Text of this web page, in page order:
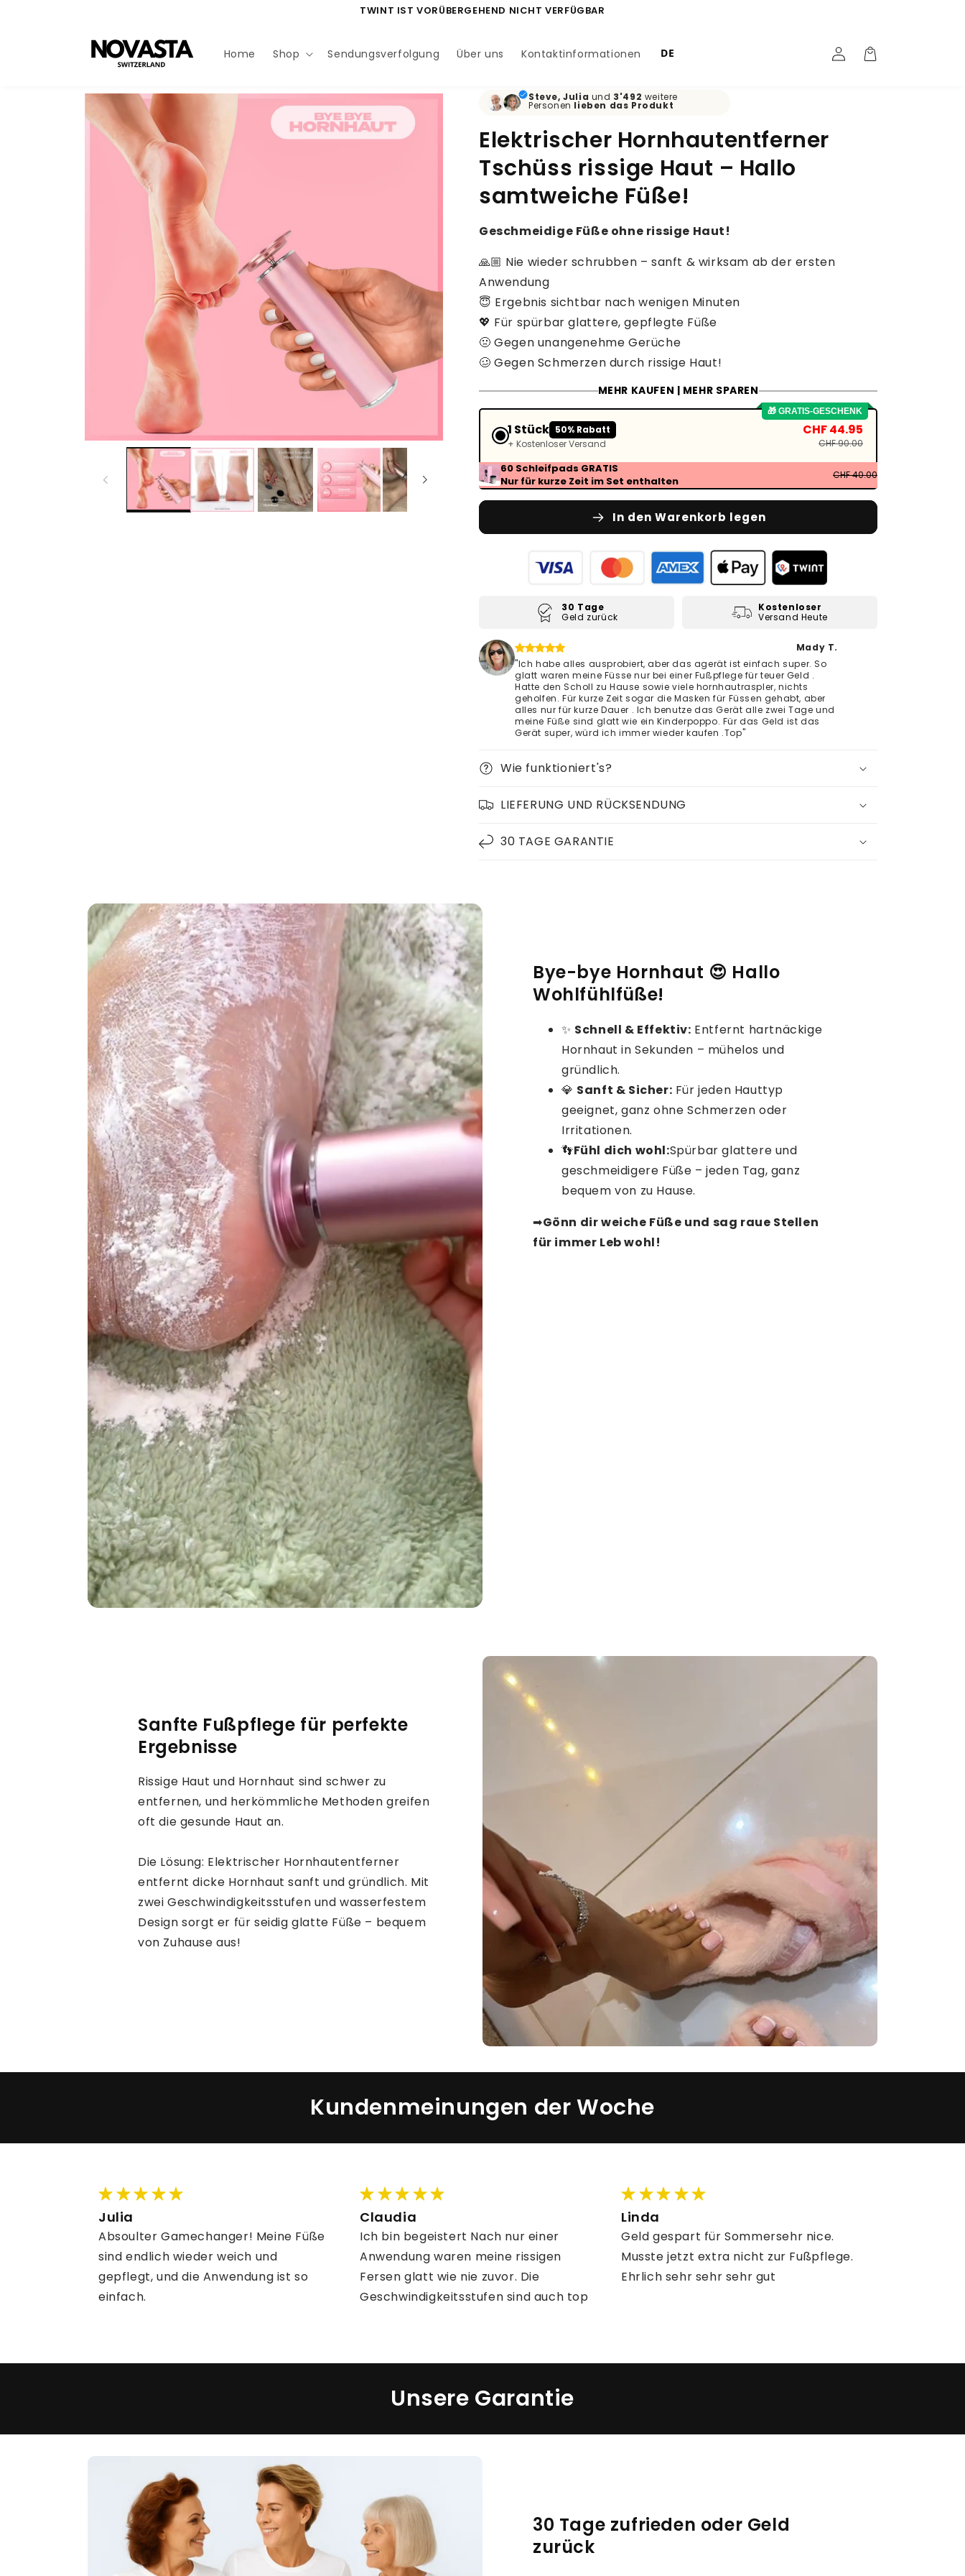
TWINT IST VORÜBERGEHEND NICHT VERFÜGBAR
Home Shop Sendungsverfolgung Über uns Kontaktinformationen DE EinloggenWarenkorb
Produktinformationen
springen
Steve, Julia und 3'492 weitere
Personen lieben das Produkt
Elektrischer Hornhautentferner
Tschüss rissige Haut – Hallo
samtweiche Füße!
Geschmeidige Füße ohne rissige Haut!
🙏🏼 Nie wieder schrubben – sanft & wirksam ab der ersten
Anwendung
😇 Ergebnis sichtbar nach wenigen Minuten
💖 Für spürbar glattere, gepflegte Füße
🤢 Gegen unangenehme Gerüche
🥴 Gegen Schmerzen durch rissige Haut!
MEHR KAUFEN | MEHR SPAREN
🎁 GRATIS-GESCHENK
1 Stück 50% Rabatt
+ Kostenloser Versand
CHF 44.95
CHF 90.00
60 Schleifpads GRATIS
Nur für kurze Zeit im Set enthalten
CHF 40.00
In den Warenkorb legen
30 Tage
Geld zurück
Kostenloser
Versand Heute
Mady T.
"Ich habe alles ausprobiert, aber das agerät ist einfach super. So
glatt waren meine Füsse nur bei einer Fußpflege für teuer Geld .
Hatte den Scholl zu Hause sowie viele hornhautraspler, nichts
geholfen. Für kurze Zeit sogar die Masken für Füssen gehabt, aber
alles nur für kurze Dauer . Ich benutze das Gerät alle zwei Tage und
meine Füße sind glatt wie ein Kinderpoppo. Für das Geld ist das
Gerät super, würd ich immer wieder kaufen .Top"
Wie funktioniert's?
LIEFERUNG UND RÜCKSENDUNG
30 TAGE GARANTIE
Bye-bye Hornhaut 😍 Hallo
Wohlfühlfüße!
✨ Schnell & Effektiv: Entfernt hartnäckige
Hornhaut in Sekunden – mühelos und
gründlich.
💎 Sanft & Sicher: Für jeden Hauttyp
geeignet, ganz ohne Schmerzen oder
Irritationen.
👣Fühl dich wohl:Spürbar glattere und
geschmeidigere Füße – jeden Tag, ganz
bequem von zu Hause.
➡Gönn dir weiche Füße und sag raue Stellen
für immer Leb wohl!
Sanfte Fußpflege für perfekte
Ergebnisse
Rissige Haut und Hornhaut sind schwer zu
entfernen, und herkömmliche Methoden greifen
oft die gesunde Haut an.
Die Lösung: Elektrischer Hornhautentferner
entfernt dicke Hornhaut sanft und gründlich. Mit
zwei Geschwindigkeitsstufen und wasserfestem
Design sorgt er für seidig glatte Füße – bequem
von Zuhause aus!
Kundenmeinungen der Woche
Julia
Absoulter Gamechanger! Meine Füße
sind endlich wieder weich und
gepflegt, und die Anwendung ist so
einfach.
Claudia
Ich bin begeistert Nach nur einer
Anwendung waren meine rissigen
Fersen glatt wie nie zuvor. Die
Geschwindigkeitsstufen sind auch top
Linda
Geld gespart für Sommersehr nice.
Musste jetzt extra nicht zur Fußpflege.
Ehrlich sehr sehr sehr gut
Unsere Garantie
30 Tage zufrieden oder Geld
zurück